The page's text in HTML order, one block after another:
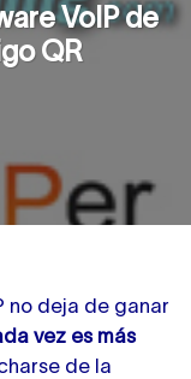
VoIP de
QR
no deja de ganar
vez es más
de la